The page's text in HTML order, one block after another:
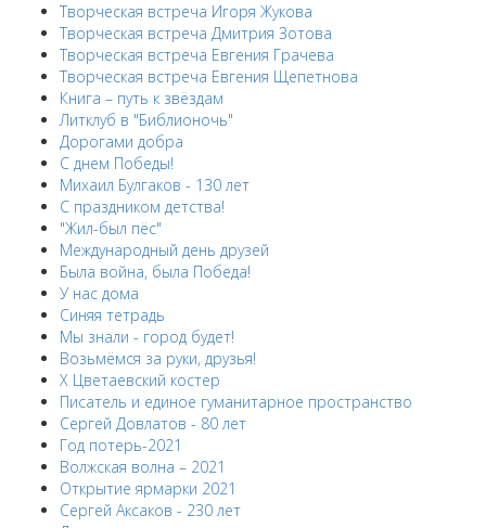
Творческая встреча Игоря Жукова
Творческая встреча Дмитрия Зотова
Творческая встреча Евгения Грачева
Творческая встреча Евгения Щепетнова
Книга – путь к звёздам
Литклуб в "Библионочь"
Дорогами добра
С днем Победы!
Михаил Булгаков - 130 лет
С праздником детства!
"Жил-был пёс"
Международный день друзей
Была война, была Победа!
У нас дома
Синяя тетрадь
Мы знали - город будет!
Возьмёмся за руки, друзья!
X Цветаевский костер
Писатель и единое гуманитарное пространство
Сергей Довлатов - 80 лет
Год потерь-2021
Волжская волна – 2021
Открытие ярмарки 2021
Сергей Аксаков - 230 лет